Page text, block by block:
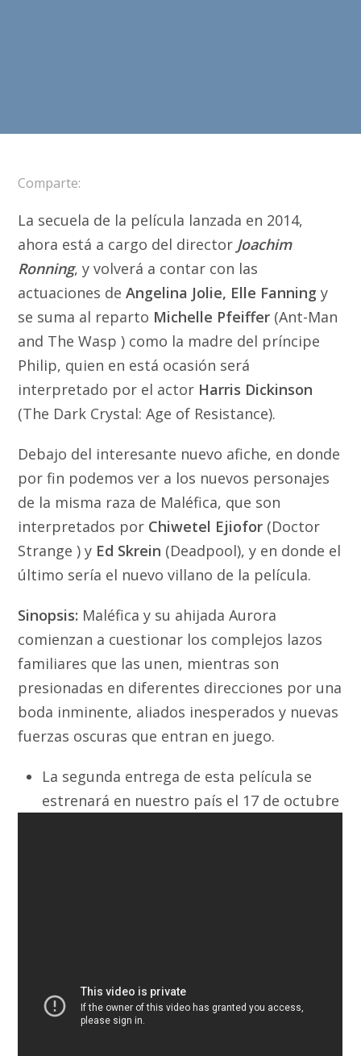
Comparte:
La secuela de la película lanzada en 2014,
ahora está a cargo del director Joachim
Ronning, y volverá a contar con las
actuaciones deAngelina Jolie, Elle Fanning y
se suma al reparto Michelle Pfeiffer (Ant-Man
and The Wasp ) como la madre del príncipe
Philip, quien en está ocasión será
interpretado por el actor Harris Dickinson
(The Dark Crystal: Age of Resistance).
Debajo del interesante nuevo afiche, en donde
por fin podemos ver a los nuevos personajes
de la misma raza de Maléfica, que son
interpretados por Chiwetel Ejiofor (Doctor
Strange ) y Ed Skrein (Deadpool), y en donde el
último sería el nuevo villano de la película.
Sinopsis: Maléfica y su ahijada Aurora
comienzan a cuestionar los complejos lazos
familiares que las unen, mientras son
presionadas en diferentes direcciones por una
boda inminente, aliados inesperados y nuevas
fuerzas oscuras que entran en juego.
La segunda entrega de esta película se
estrenará en nuestro país el 17 de octubre